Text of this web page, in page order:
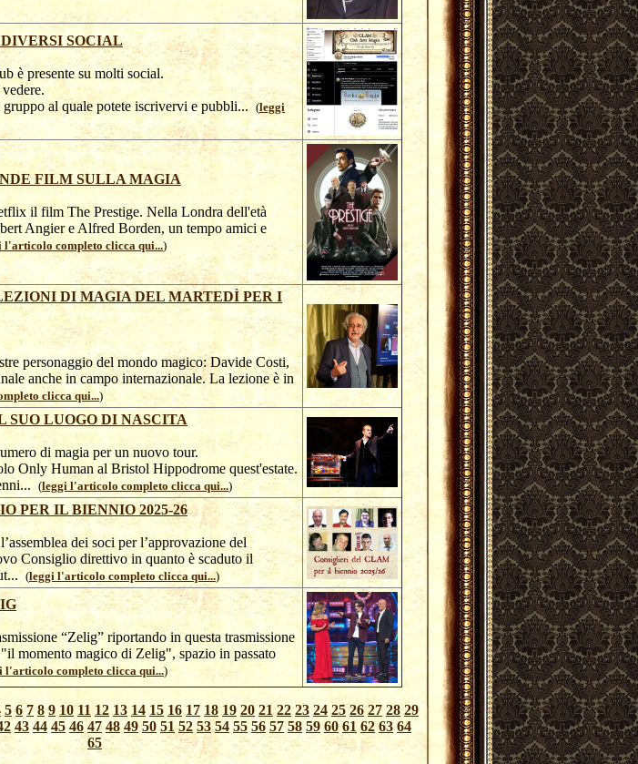
SOCIAL
è presente su molti social.
gruppo al quale potete iscrivervi e pubbli... (leggi
FILM SULLA MAGIA
il film The Prestige. Nella Londra dell'età
Angier e Alfred Borden, un tempo amici e
l'articolo completo clicca qui...)
DI MAGIA DEL MARTEDÌ PER I
personaggio del mondo magico: Davide Costi,
anche in campo internazionale. La lezione è in
clicca qui...)
SUO LUOGO DI NASCITA
di magia per un nuovo tour.
Only Human al Bristol Hippodrome quest'estate.
(leggi l'articolo completo clicca qui...)
PER IL BIENNIO 2025-26
dei soci per l’approvazione del
Consiglio direttivo in quanto è scaduto il
(leggi l'articolo completo clicca qui...)
“Zelig” riportando in questa trasmissione
momento magico di Zelig", spazio in passato
l'articolo completo clicca qui...)
5 6 7 8 9 10 11 12 13 14 15 16 17 18 19 20 21 22 23 24 25 26 27 28 29
43 44 45 46 47 48 49 50 51 52 53 54 55 56 57 58 59 60 61 62 63 64
65